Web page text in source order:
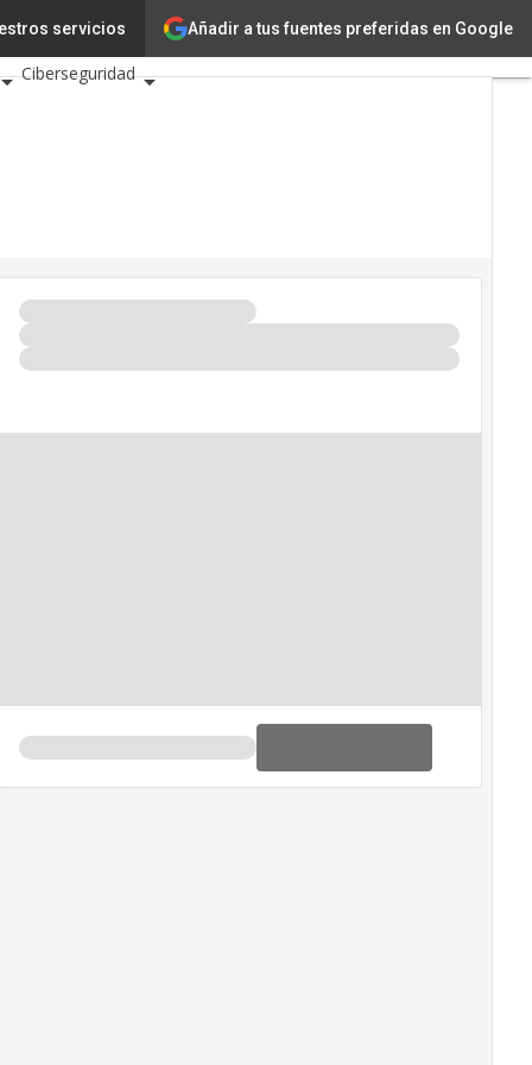
Añadir a tus fuentes preferidas en Google
servicios
Ciencia
Ciberseguridad